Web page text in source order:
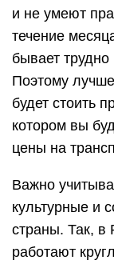
и не умеют
течение
бывает трудно
Поэтому
будет стоить
котором вы
цены на
Важно
культурные и
страны. Так, в
работают